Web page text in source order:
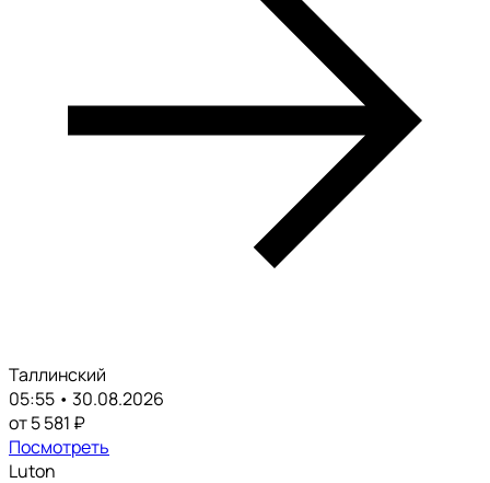
Таллинский
05:55 • 30.08.2026
от 5 581 ₽
Посмотреть
Luton